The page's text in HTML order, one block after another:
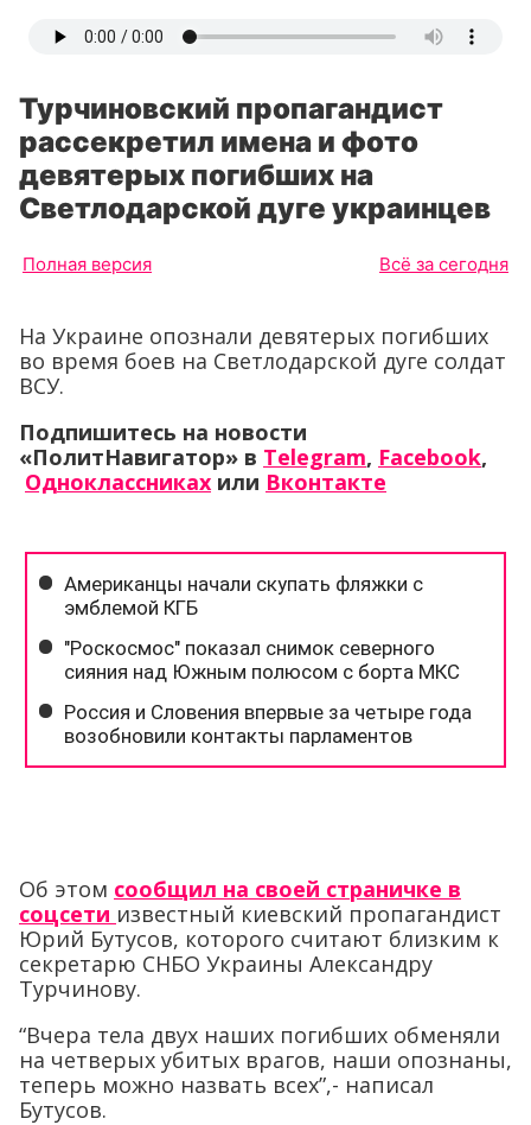
Турчиновский пропагандист
рассекретил имена и фото
девятерых погибших на
Светлодарской дуге украинцев
Полная версия Всё за сегодня
На Украине опознали девятерых погибших
во время боев на Светлодарской дуге солдат
ВСУ.
Подпишитесь на новости
«ПолитНавигатор» в Telegram, Facebook,
Одноклассниках или Вконтакте
Об этом сообщил на своей страничке в
соцсети известный киевский пропагандист
Юрий Бутусов, которого считают близким к
секретарю СНБО Украины Александру
Турчинову.
“Вчера тела двух наших погибших обменяли
на четверых убитых врагов, наши опознаны,
теперь можно назвать всех”,- написал
Бутусов.